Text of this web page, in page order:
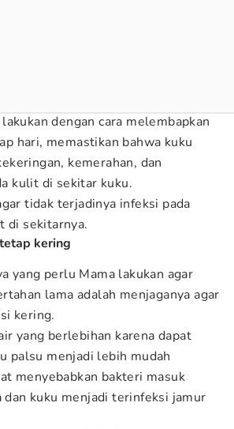
dengan cara melembapkan
hari, memastikan bahwa kuku
kemerahan, dan
kulit di sekitar kuku.
tidak terjadinya infeksi pada
di sekitarnya.
kering
yang perlu Mama lakukan agar
lama adalah menjaganya agar
kering.
yang berlebihan karena dapat
palsu menjadi lebih mudah
menyebabkan bakteri masuk
dan kuku menjadi terinfeksi jamur